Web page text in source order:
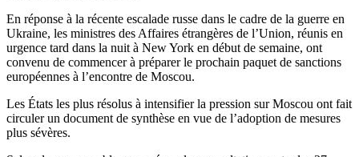
En réponse à la récente escalade russe dans le cadre de la guerre en
Ukraine, les ministres des Affaires étrangères de l’Union, réunis en
urgence tard dans la nuit à New York en début de semaine, ont
convenu de commencer à préparer le prochain paquet de sanctions
européennes à l’encontre de Moscou.
Les États les plus résolus à intensifier la pression sur Moscou ont fait
circuler un document de synthèse en vue de l’adoption de mesures
plus sévères.